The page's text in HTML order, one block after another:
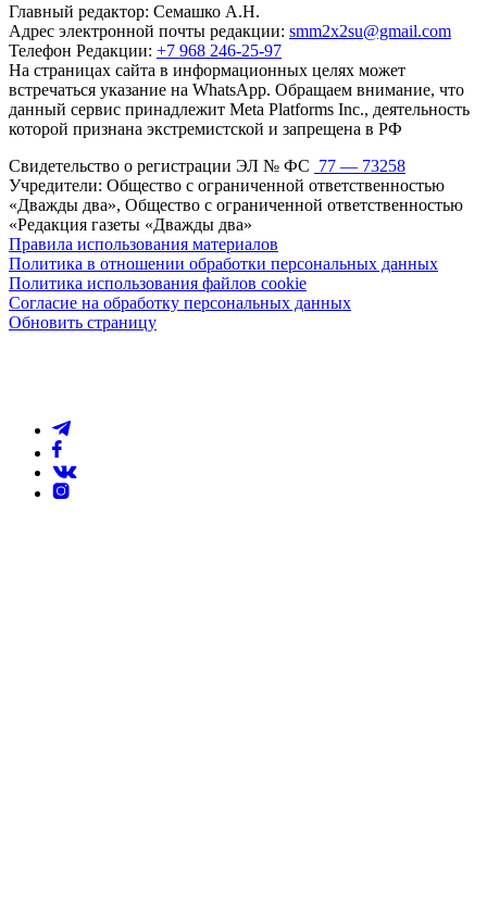
Главный редактор: Семашко А.Н.
Адрес электронной почты редакции: smm2x2su@gmail.com
Телефон Редакции: +7 968 246-25-97
На страницах сайта в информационных целях может
встречаться указание на WhatsApp. Обращаем внимание, что
данный сервис принадлежит Meta Platforms Inc., деятельность
которой признана экстремистской и запрещена в РФ
Свидетельство о регистрации ЭЛ № ФС 77 — 73258
Учредители: Общество с ограниченной ответственностью
«Дважды два», Общество с ограниченной ответственностью
«Редакция газеты «Дважды два»
Правила использования материалов
Политика в отношении обработки персональных данных
Политика использования файлов cookie
Согласие на обработку персональных данных
Обновить страницу